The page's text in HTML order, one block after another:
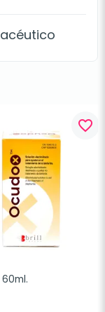
favorite_border